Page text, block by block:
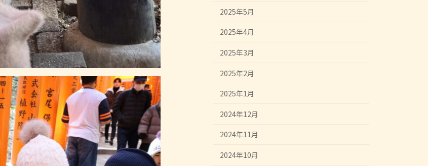
2025年5月
2025年4月
2025年3月
2025年2月
2025年1月
2024年12月
2024年11月
2024年10月